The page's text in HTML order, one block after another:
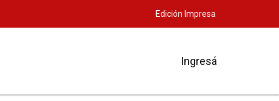
Edición Impresa
Ingresá